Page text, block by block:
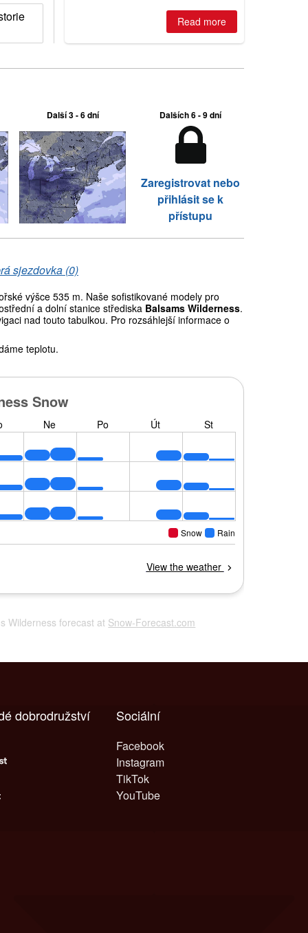
Read more
Další 3 - 6 dní Dalších 6 - 9 dní
Zaregistrovat nebo
přihlásit se k
přístupu
sjezdovka (0)
výšce 535 m. Naše sofistikované modely pro
a dolní stanice střediska Balsams Wilderness.
nad touto tabulkou. Pro rozsáhlejší informace o
teplotu.
Wilderness forecast at Snow-Forecast.com
Sociální
Facebook
Instagram
TikTok
YouTube
dobrodružství